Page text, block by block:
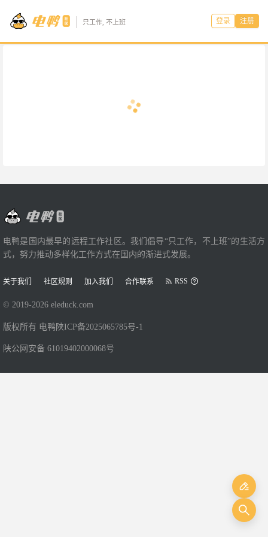
只工作, 不上班 登录 注册
电鸭是国内最早的远程工作社区。我们倡导“只工作，不上班”的生活方
式，努力推动多样化工作方式在国内的渐进式发展。
关于我们 社区规则 加入我们 合作联系 RSS
© 2019-2026 eleduck.com
版权所有 电鸭 陕ICP备2025065785号-1
陕公网安备 61019402000068号